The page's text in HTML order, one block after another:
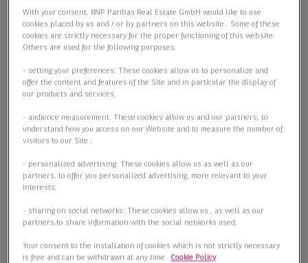
Exklusiv: Hochwertige Logistik-/Produktionsflächen an der
21218 Seevetal
With your consent, BNP Paribas Real Estate GmbH would like to use
cookies placed by us and / or by partners on this website . Some of these
cookies are strictly necessary for the proper functioning of this website.
Others are used for the following purposes:
- setting your preferences: These cookies allow us to personalize and
offer the content and features of the Site and in particular the display of
our products and services;
- audience measurement: These cookies allow us and our partners, to
understand how you access on our Website and to measure the number of
visitors to our Site ;
- personalized advertising: These cookies allow us as well as our
partners, to offer you personalized advertising, more relevant to your
interests;
- sharing on social networks: These cookies allow us , as well as our
partners,to share information with the social networks used;
Your consent to the installation of cookies which is not strictly necessary
is free and can be withdrawn at any time. Cookie Policy